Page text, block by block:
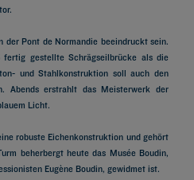
Pont de Normandie beeindruckt sein.
fertig gestellte Schrägseilbrücke als die
und Stahlkonstruktion soll auch den
Abends erstrahlt das Meisterwerk der
Licht.
robuste Eichenkonstruktion und gehört
beherbergt heute das Musée Boudin,
Eugène Boudin, gewidmet ist.